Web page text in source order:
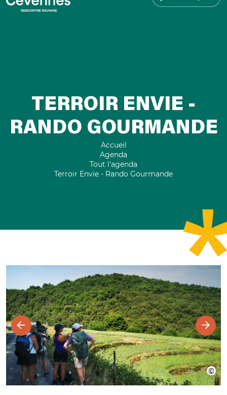
TERROIR ENVIE -
RANDO GOURMANDE
Accueil
Agenda
Tout l'agenda
Terroir Envie - Rando Gourmande